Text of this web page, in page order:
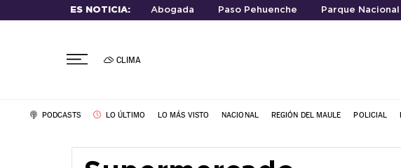
ES NOTICIA: Abogada Paso Pehuenche Parque
CLIMA
PODCASTS LO ÚLTIMO LO MÁS VISTO NACIONAL REGIÓN DEL MAULE POLICIAL